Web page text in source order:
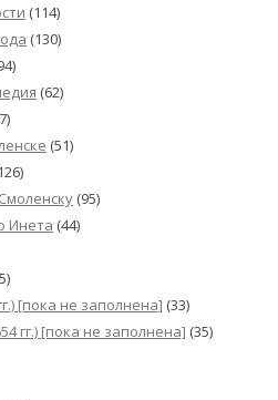
(114)
(130)
(62)
(51)
(95)
Инета (44)
[пока не заполнена] (33)
гг.) [пока не заполнена] (35)